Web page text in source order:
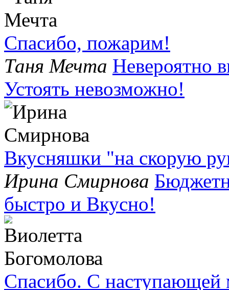
Спасибо, пожарим!
Таня Мечта Невероятно
Устоять невозможно!
Вкусняшки "на скорую
Ирина Смирнова
быстро и Вкусно!
Спасибо. С наступающей